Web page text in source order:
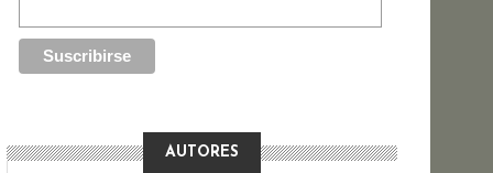
AUTORES